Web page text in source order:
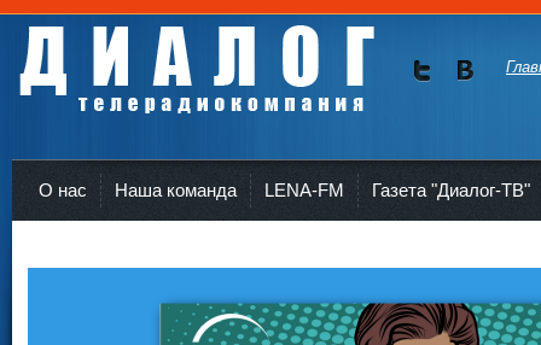
О нас Наша команда LENA-FM Газета "Диалог-ТВ"